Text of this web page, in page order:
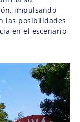
impulsando
las posibilidades
en el escenario